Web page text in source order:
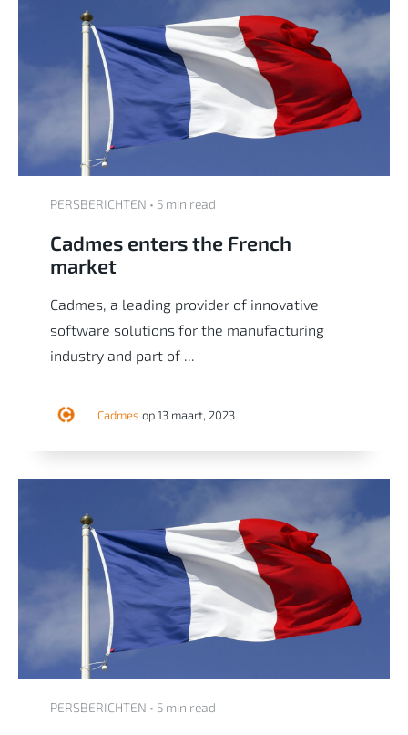
PERSBERICHTEN • 5 min read
Cadmes enters the French
market
Cadmes, a leading provider of innovative
software solutions for the manufacturing
industry and part of ...
Cadmes op 13 maart, 2023
PERSBERICHTEN • 5 min read